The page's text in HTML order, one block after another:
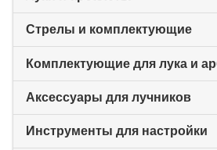
Стрелы и комплектующие
Комплектующие для лука и
Аксессуары для лучников
Инструменты для настройки